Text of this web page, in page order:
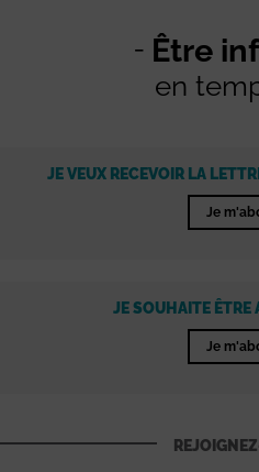
Être
en
JE VEUX RECEVOIR LA
Je
JE SOUHAITE ÊTRE
Je